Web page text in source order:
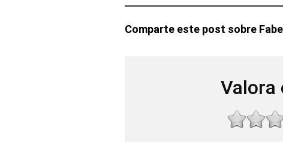
Comparte este post sobre
Valora